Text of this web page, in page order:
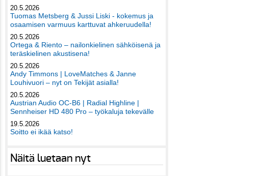
20.5.2026
Tuomas Metsberg & Jussi Liski - kokemus ja
osaamisen varmuus karttuvat ahkeruudella!
20.5.2026
Ortega & Riento – nailonkielinen sähköisenä ja
teräskielinen akustisena!
20.5.2026
Andy Timmons | LoveMatches & Janne
Louhivuori – nyt on Tekijät asialla!
20.5.2026
Austrian Audio OC-B6 | Radial Highline |
Sennheiser HD 480 Pro – työkaluja tekevälle
19.5.2026
Soitto ei ikää katso!
Näitä luetaan nyt